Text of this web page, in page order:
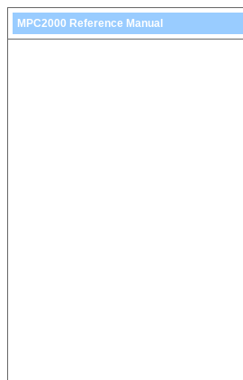
MPC2000 Reference Manual